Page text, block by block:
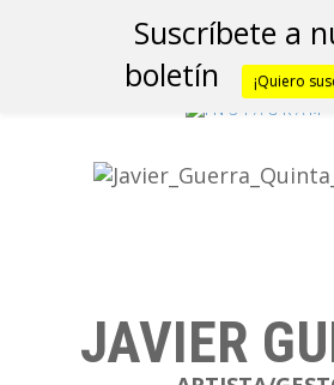
JAVIER
Suscríbete a
boletín
¡Quiero